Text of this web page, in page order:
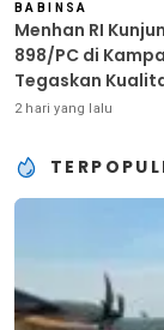
BABINSA
Menhan RI
898/PC di
Tegaskan
Kunci Kekuatan
2 hari yang lalu